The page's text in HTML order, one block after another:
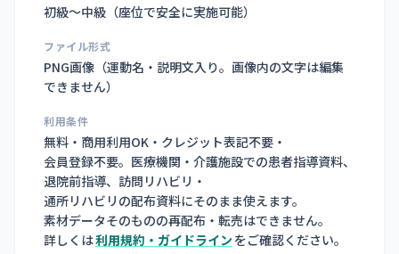
初級〜中級（座位で安全に実施可能）
ファイル形式
PNG画像（運動名・説明文入り。画像内の文字は編集
できません）
利用条件
無料・商用利用OK・クレジット表記不要・
会員登録不要。医療機関・介護施設での患者指導資料、
退院前指導、訪問リハビリ・
通所リハビリの配布資料にそのまま使えます。
素材データそのものの再配布・転売はできません。
詳しくは利用規約・ガイドライン をご確認ください。